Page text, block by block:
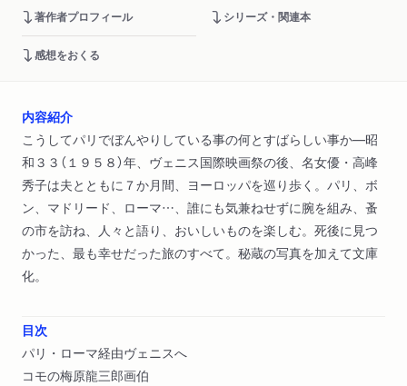
著作者プロフィール シリーズ・関連本
感想をおくる
内容紹介
こうしてパリでぼんやりしている事の何とすばらしい事か―昭
和３３（１９５８）年、ヴェニス国際映画祭の後、名女優・高峰
秀子は夫とともに７か月間、ヨーロッパを巡り歩く。パリ、ボ
ン、マドリード、ローマ…、誰にも気兼ねせずに腕を組み、蚤
の市を訪ね、人々と語り、おいしいものを楽しむ。死後に見つ
かった、最も幸せだった旅のすべて。秘蔵の写真を加えて文庫
化。
目次
パリ・ローマ経由ヴェニスへ
コモの梅原龍三郎画伯